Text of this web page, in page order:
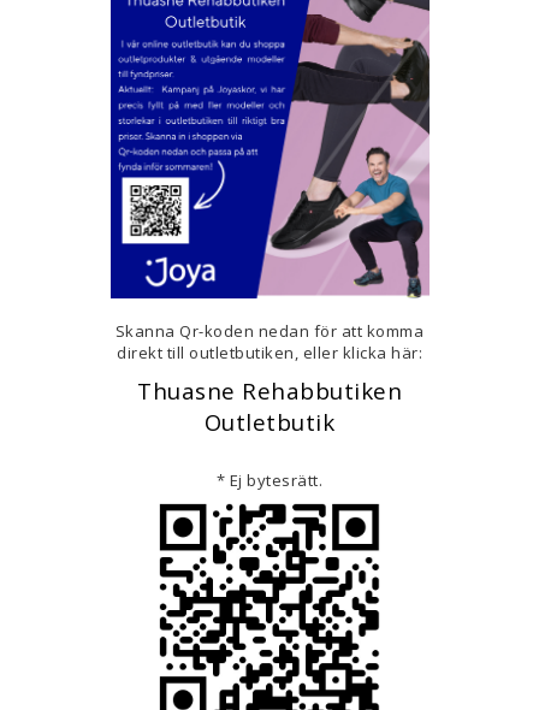
Skanna Qr-koden nedan för att komma
direkt till outletbutiken, eller klicka här:
Thuasne Rehabbutiken
Outletbutik
* Ej bytesrätt.